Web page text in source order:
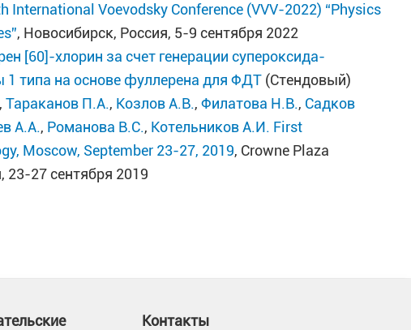
International Voevodsky Conference (VVV-2022) “Physics
, Новосибирск, Россия, 5-9 сентября 2022
[60]-хлорин за счет генерации супероксида-
типа на основе фуллерена для ФДТ (Стендовый)
,Тараканов П.А., Козлов А.В.,Филатова Н.В., Садков
А.А., Романова В.С., Котельников А.И. First
Moscow, September 23-27, 2019, Crowne Plaza
23-27 сентября 2019
Контакты